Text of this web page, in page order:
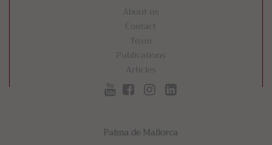
About us
Contact
Team
Publications
Articles
Palma de Mallorca